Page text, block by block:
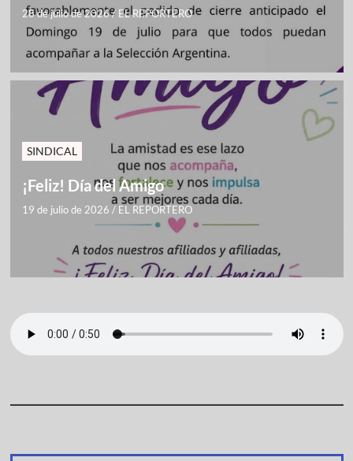
28 de julio de 2026/ EL REPORTERO
SINDICAL
¡Feliz! Día del Amigo
19 de julio de 2026 / EL REPORTERO